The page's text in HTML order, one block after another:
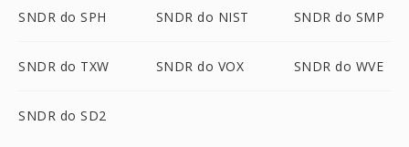
SNDR do SPH SNDR do NIST SNDR do SMP
SNDR do TXW SNDR do VOX SNDR do WVE
SNDR do SD2